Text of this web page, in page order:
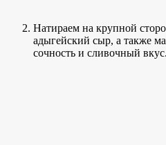
Натираем на крупной
адыгейский сыр, а также
сочность и сливочный вкус.